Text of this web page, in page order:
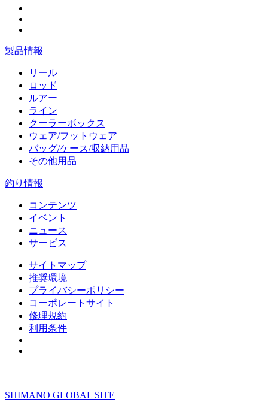
製品情報
リール
ロッド
ルアー
ライン
クーラーボックス
ウェア/フットウェア
バッグ/ケース/収納用品
その他用品
釣り情報
コンテンツ
イベント
ニュース
サービス
サイトマップ
推奨環境
プライバシーポリシー
コーポレートサイト
修理規約
利用条件
SHIMANO GLOBAL SITE